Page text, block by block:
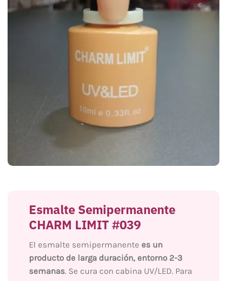
Esmalte Semipermanente
CHARM LIMIT #039
El esmalte semipermanente es un
producto de larga duración, entorno 2-3
semanas. Se cura con cabina UV/LED. Para